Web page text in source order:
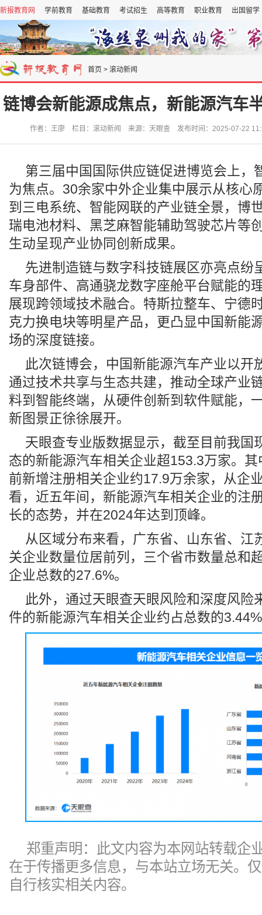
新报教育网 学前教育 基础教育 考试招生 高等教育 职业教育 出国留学
首页 > 滚动新闻
链博会新能源成焦点，新能源汽车
作者：王廖 栏目：滚动新闻 来源：天眼查 发布时间：2025-07-22
第三届中国国际供应链促进博览会上，
为焦点。30余家中外企业集中展示从核心
到三电系统、智能网联的产业链全景，博
瑞电池材料、黑芝麻智能辅助驾驶芯片等
生动呈现产业协同创新成果。
先进制造链与数字科技链展区亦亮点纷
车身部件、高通骁龙数字座舱平台赋能的
展现跨领域技术融合。特斯拉整车、宁德
克力换电块等明星产品，更凸显中国新能
场的深度链接。
此次链博会，中国新能源汽车产业以开
通过技术共享与生态共建，推动全球产业
料到智能终端，从硬件创新到软件赋能，
新图景正徐徐展开。
天眼查专业版数据显示，截至目前我国
态的新能源汽车相关企业超153.3万家。
前新增注册相关企业约17.9万余家，从企
看，近五年间，新能源汽车相关企业的注
长的态势，并在2024年达到顶峰。
从区域分布来看，广东省、山东省、江
关企业数量位居前列，三个省市数量总和
企业总数的27.6%。
此外，通过天眼查天眼风险和深度风险
件的新能源汽车相关企业约占总数的
郑重声明：此文内容为本网站转载企
在于传播更多信息，与本站立场无关。
自行核实相关内容。